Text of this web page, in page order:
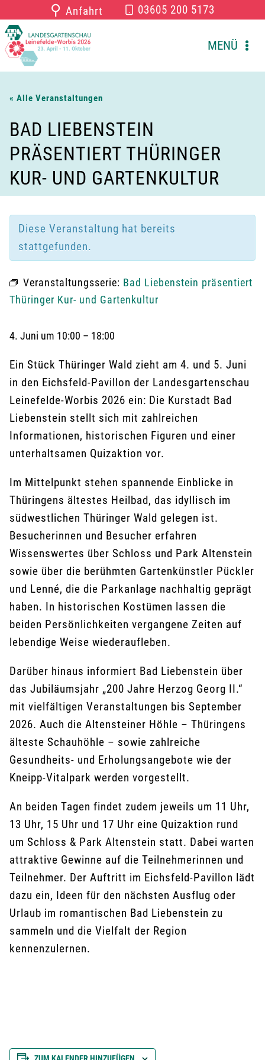
Inhalt
springen
⚲ Anfahrt 03605 200 5173
MENÜ
« Alle Veranstaltungen
BAD LIEBENSTEIN
PRÄSENTIERT THÜRINGER
KUR- UND GARTENKULTUR
Diese Veranstaltung hat bereits
stattgefunden.
Veranstaltungsserie: Bad Liebenstein präsentiert
Thüringer Kur- und Gartenkultur
4. Juni um 10:00 – 18:00
Ein Stück Thüringer Wald zieht am 4. und 5. Juni
in den Eichsfeld-Pavillon der Landesgartenschau
Leinefelde-Worbis 2026 ein: Die Kurstadt Bad
Liebenstein stellt sich mit zahlreichen
Informationen, historischen Figuren und einer
unterhaltsamen Quizaktion vor.
Im Mittelpunkt stehen spannende Einblicke in
Thüringens ältestes Heilbad, das idyllisch im
südwestlichen Thüringer Wald gelegen ist.
Besucherinnen und Besucher erfahren
Wissenswertes über Schloss und Park Altenstein
sowie über die berühmten Gartenkünstler Pückler
und Lenné, die die Parkanlage nachhaltig geprägt
haben. In historischen Kostümen lassen die
beiden Persönlichkeiten vergangene Zeiten auf
lebendige Weise wiederaufleben.
Darüber hinaus informiert Bad Liebenstein über
das Jubiläumsjahr „200 Jahre Herzog Georg II.“
mit vielfältigen Veranstaltungen bis September
2026. Auch die Altensteiner Höhle – Thüringens
älteste Schauhöhle – sowie zahlreiche
Gesundheits- und Erholungsangebote wie der
Kneipp-Vitalpark werden vorgestellt.
An beiden Tagen findet zudem jeweils um 11 Uhr,
13 Uhr, 15 Uhr und 17 Uhr eine Quizaktion rund
um Schloss & Park Altenstein statt. Dabei warten
attraktive Gewinne auf die Teilnehmerinnen und
Teilnehmer. Der Auftritt im Eichsfeld-Pavillon lädt
dazu ein, Ideen für den nächsten Ausflug oder
Urlaub im romantischen Bad Liebenstein zu
sammeln und die Vielfalt der Region
kennenzulernen.